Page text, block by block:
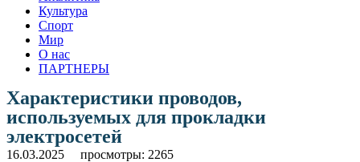
Культура
Спорт
Мир
О нас
ПАРТНЕРЫ
Характеристики проводов,
используемых для прокладки
электросетей
16.03.2025 просмотры: 2265